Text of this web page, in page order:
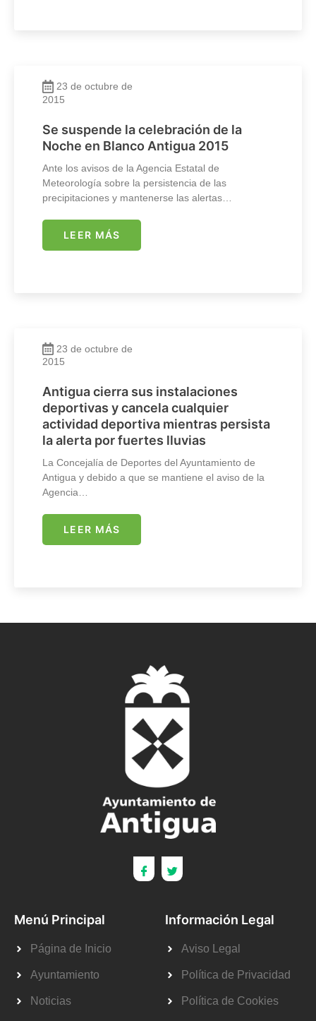
23 de octubre de
2015
Se suspende la celebración de la
Noche en Blanco Antigua 2015
Ante los avisos de la Agencia Estatal de
Meteorología sobre la persistencia de las
precipitaciones y mantenerse las alertas…
LEER MÁS
23 de octubre de
2015
Antigua cierra sus instalaciones
deportivas y cancela cualquier
actividad deportiva mientras persista
la alerta por fuertes lluvias
La Concejalía de Deportes del Ayuntamiento de
Antigua y debido a que se mantiene el aviso de la
Agencia…
LEER MÁS
Menú Principal
Página de Inicio
Ayuntamiento
Noticias
Información Legal
Aviso Legal
Política de Privacidad
Política de Cookies